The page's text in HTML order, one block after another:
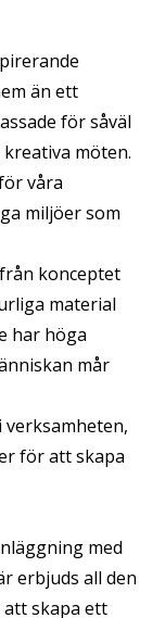
än ett
för såväl
möten.
våra
miljöer som
konceptet
material
har höga
mår
för att skapa
med
erbjuds all den
att skapa ett